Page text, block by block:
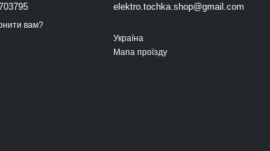
вам?
elektro.tochka.shop@gmail.com
Україна
Мапа проїзду